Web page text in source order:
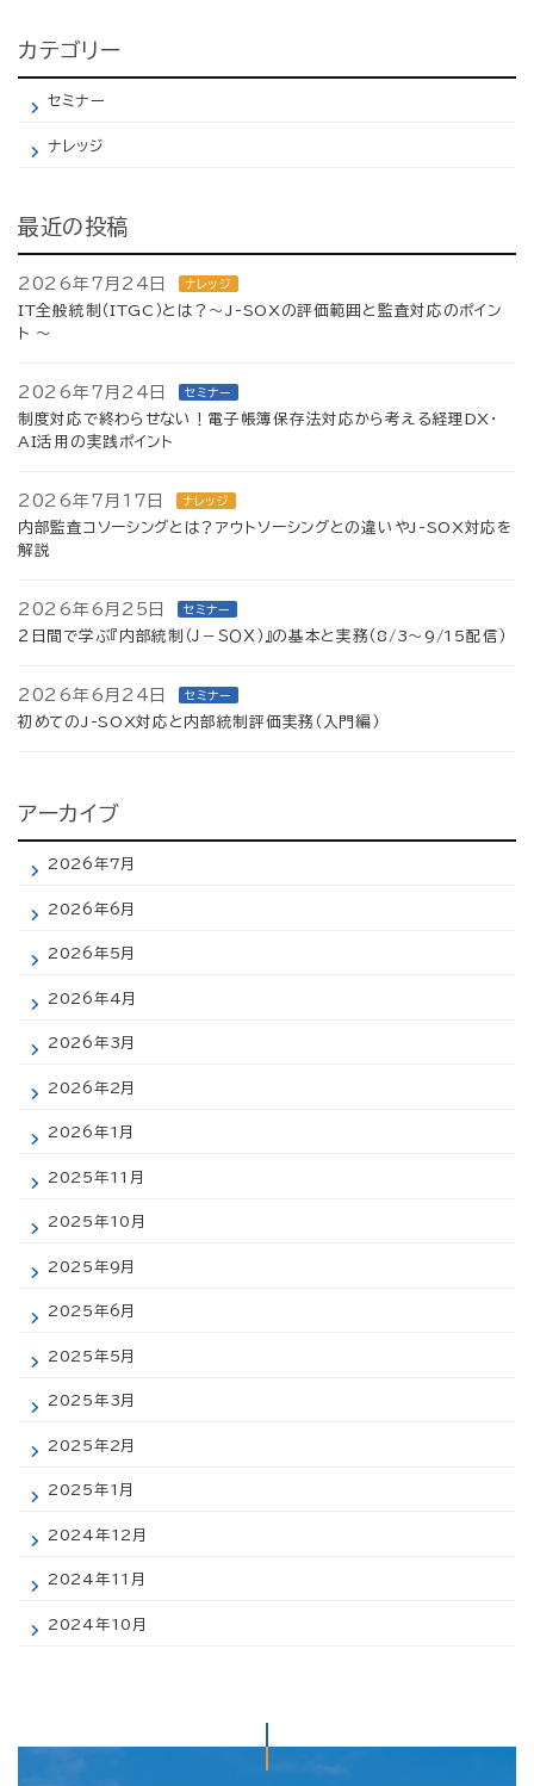
カテゴリー
セミナー
ナレッジ
最近の投稿
2026年7月24日 ナレッジ
IT全般統制（ITGC）とは？～J-SOXの評価範囲と監査対応のポイン
ト ～
2026年7月24日 セミナー
制度対応で終わらせない！電子帳簿保存法対応から考える経理DX・
AI活用の実践ポイント
2026年7月17日 ナレッジ
内部監査コソーシングとは？アウトソーシングとの違いやJ-SOX対応を
解説
2026年6月25日 セミナー
２日間で学ぶ『内部統制（Ｊ－ＳＯＸ）』の基本と実務（8/3～9/15配信）
2026年6月24日 セミナー
初めてのJ-SOX対応と内部統制評価実務（入門編）
アーカイブ
2026年7月
2026年6月
2026年5月
2026年4月
2026年3月
2026年2月
2026年1月
2025年11月
2025年10月
2025年9月
2025年6月
2025年5月
2025年3月
2025年2月
2025年1月
2024年12月
2024年11月
2024年10月